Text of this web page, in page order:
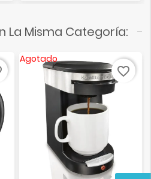
La Misma Categoría:
Agotado
favorite_border